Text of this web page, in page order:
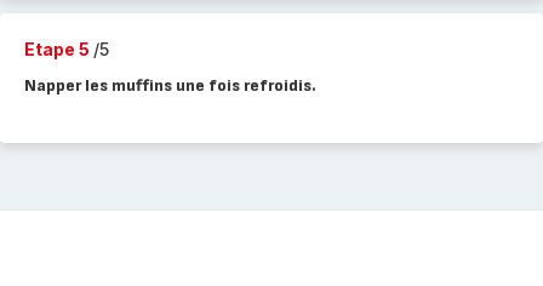
Etape 5 /5
Napper les muffins une fois refroidis.